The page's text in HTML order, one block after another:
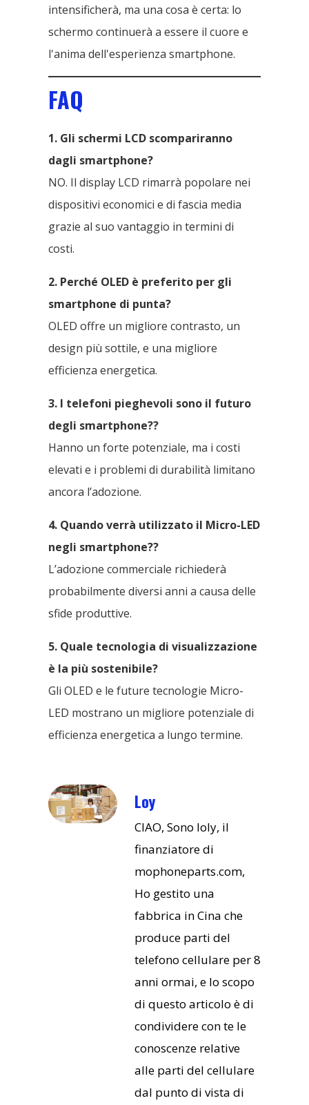
intensificherà, ma una cosa è certa: lo
schermo continuerà a essere il cuore e
l'anima dell'esperienza smartphone.
FAQ
1. Gli schermi LCD scompariranno
dagli smartphone?
NO. Il display LCD rimarrà popolare nei
dispositivi economici e di fascia media
grazie al suo vantaggio in termini di
costi.
2. Perché OLED è preferito per gli
smartphone di punta?
OLED offre un migliore contrasto, un
design più sottile, e una migliore
efficienza energetica.
3. I telefoni pieghevoli sono il futuro
degli smartphone??
Hanno un forte potenziale, ma i costi
elevati e i problemi di durabilità limitano
ancora l’adozione.
4. Quando verrà utilizzato il Micro-LED
negli smartphone??
L’adozione commerciale richiederà
probabilmente diversi anni a causa delle
sfide produttive.
5. Quale tecnologia di visualizzazione
è la più sostenibile?
Gli OLED e le future tecnologie Micro-
LED mostrano un migliore potenziale di
efficienza energetica a lungo termine.
Loy
CIAO, Sono loly, il
finanziatore di
mophoneparts.com,
Ho gestito una
fabbrica in Cina che
produce parti del
telefono cellulare per 8
anni ormai, e lo scopo
di questo articolo è di
condividere con te le
conoscenze relative
alle parti del cellulare
dal punto di vista di